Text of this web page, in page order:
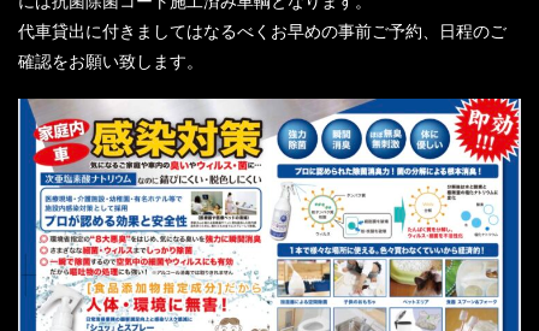
代車貸出に付きましてはなるべくお早めの事前ご予約、日程のご
確認をお願い致します。